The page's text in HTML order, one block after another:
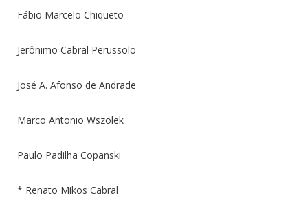
Fábio Marcelo Chiqueto
Jerônimo Cabral Perussolo
José A. Afonso de Andrade
Marco Antonio Wszolek
Paulo Padilha Copanski
* Renato Mikos Cabral